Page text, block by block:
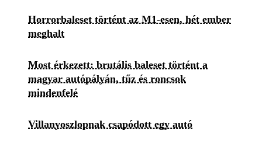
Horrorbaleset történt az M1-esen, hét ember
meghalt
Most érkezett: brutális baleset történt a
magyar autópályán, tűz és roncsok
mindenfelé
Villanyoszlopnak csapódott egy autó